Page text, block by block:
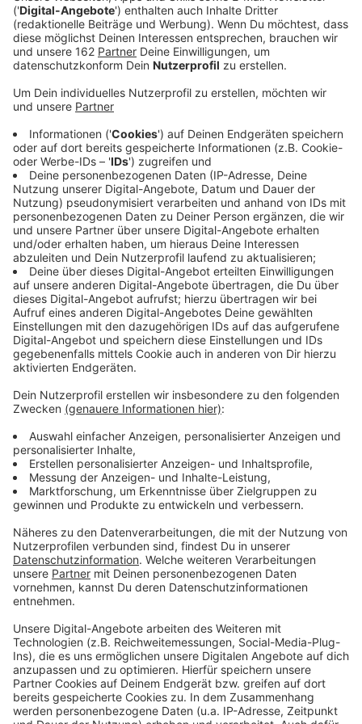
Anzeige
Mit dem Neubau der Grundschule an der Diersfordter
Straße hat die alte Grundschule in Hamminkeln an der
Mehrhooger Straße ausgedient. Jetzt werden laut
NRZ Konzepte gesucht, wie die Schule und die
Turnhalle weiter genutzt werden können. Etwa ein
Dorftreffpunkt oder ein Vereinshaus wären denkbar.
Bei der Entscheidung sollen auch Vereine und
Anwohner ihre Ideen einbringen können. Dazu ist
nächste Woche ein Infoabend geplant.Hier geht es
zum vollständigen NRZ-Artikel.
Anzeige
Miete könnte einige Kosten decken
Der Hamminkelner Verkehrsverein (HVV) lädt
Interessierte am 17. April, um 19 Uhr ins Bürgerhaus
Hamminkeln ein. Es wird um Anmeldung gebeten (an:
d.puckert@web.de). Für die Nachnutzung müsste etwa
Finanzierung der Gebäude zu sichern. Eine Idee wäre
Geld über Mieten zu verlangen, um laufende Kosten zu
decken. Größere Sanierungen stehen vorerst nicht an,
weil die Schule in relativ gutem Zustand ist.
Anzeige